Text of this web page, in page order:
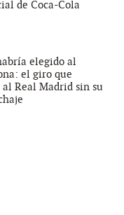
de Coca-Cola
elegido al
el giro que
Real Madrid sin su